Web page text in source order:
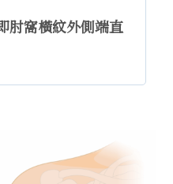
肘窩橫紋外側端直